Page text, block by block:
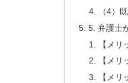
（4）
5. 弁護士
【メ
【メ
【メ